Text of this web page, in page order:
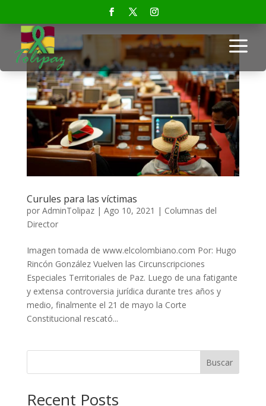
a
Curules para las víctimas
por AdminTolipaz| Ago 10, 2021 | Columnas del
Director
Imagen tomada de www.elcolombiano.com Por: Hugo
Rincón González Vuelven las Circunscripciones
Especiales Territoriales de Paz. Luego de una fatigante
y extensa controversia jurídica durante tres años y
medio, finalmente el 21 de mayo la Corte
Constitucional rescató...
Buscar
Recent Posts